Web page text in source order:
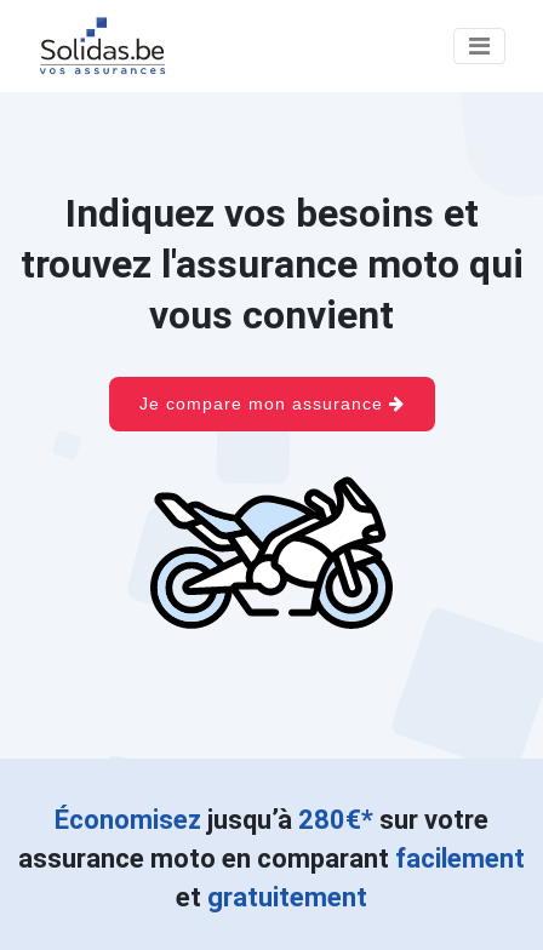
Indiquez vos besoins et
trouvez l'assurance moto qui
vous convient
Je compare mon assurance
Économisez jusqu’à 280€* sur votre
assurance moto en comparant facilement
et gratuitement